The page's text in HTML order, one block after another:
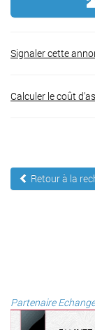
Signaler cette
Calculer le coût
Retour à la
Partenaire